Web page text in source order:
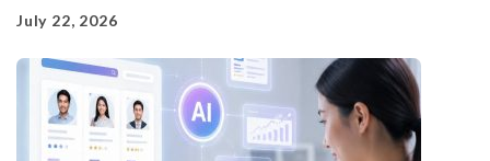
July 22, 2026